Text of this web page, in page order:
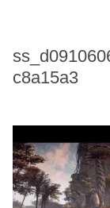
c8a15a3